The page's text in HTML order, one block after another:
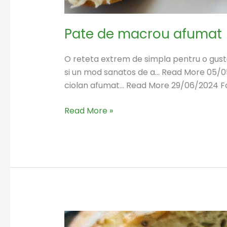
Pate de macrou afumat
O reteta extrem de simpla pentru o
si un mod sanatos de a… Read More 05/
ciolan afumat… Read More 29/06/2024
Read More »
Pate